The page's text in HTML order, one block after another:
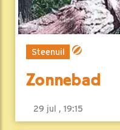
Steenuil
Zonnebad
29 jul , 19:15